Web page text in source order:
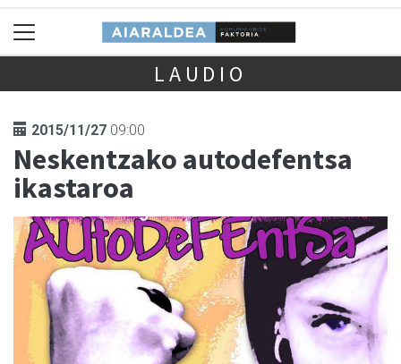
LAUDIO
2015/11/27 09:00
Neskentzako autodefentsa
ikastaroa